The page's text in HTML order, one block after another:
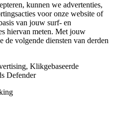
kunnen we advertenties,
voor onze website of
van jouw surf- en
hiervan meten. Met jouw
de volgende diensten van derden
Klikgebaseerde
Defender